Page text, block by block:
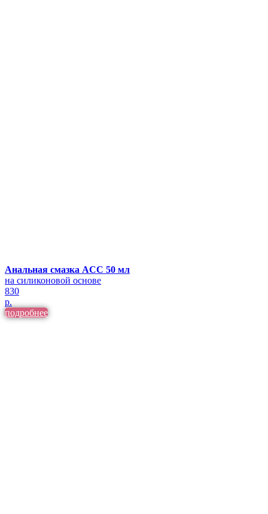
Анальная смазка ACC 50 мл
на силиконовой основе
830
р.
подробнее